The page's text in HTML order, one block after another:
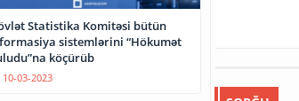
Statistika Komitəsi bütün
sistemlərini “Hökumət
köçürüb
10-03-2023